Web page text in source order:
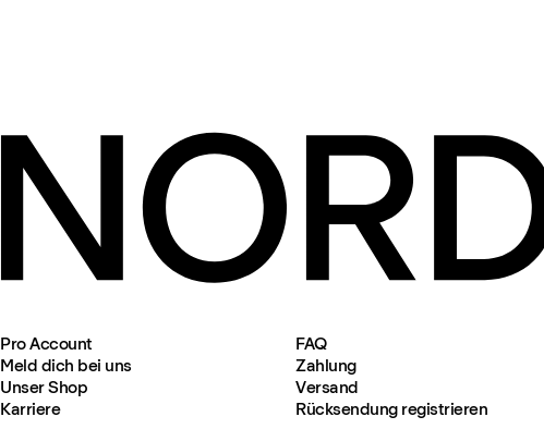
Pro Account
Meld dich bei uns
Unser Shop
Karriere
FAQ
Zahlung
Versand
Rücksendung registrieren